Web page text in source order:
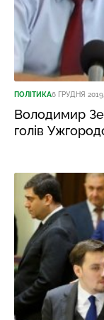
ПОЛІТИКА6 ГРУДНЯ
Володимир
голів